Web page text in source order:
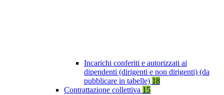
Incarichi conferiti e autorizzati ai
dipendenti (dirigenti e non dirigenti) (da
pubblicare in tabelle) 18
Contrattazione collettiva 15